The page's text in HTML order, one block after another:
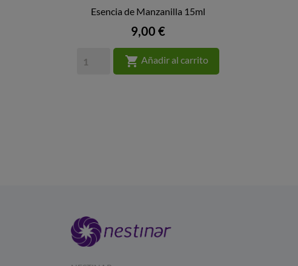
VISTA RÁPIDA
Esencia de Manzanilla 15ml
Precio
9,00 €
 Añadir al carrito